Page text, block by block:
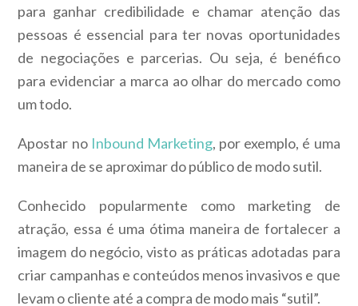
para ganhar credibilidade e chamar atenção das
pessoas é essencial para ter novas oportunidades
de negociações e parcerias. Ou seja, é benéfico
para evidenciar a marca ao olhar do mercado como
um todo.
Apostar no Inbound Marketing, por exemplo, é uma
maneira de se aproximar do público de modo sutil.
Conhecido popularmente como marketing de
atração, essa é uma ótima maneira de fortalecer a
imagem do negócio, visto as práticas adotadas para
criar campanhas e conteúdos menos invasivos e que
levam o cliente até a compra de modo mais “sutil”.